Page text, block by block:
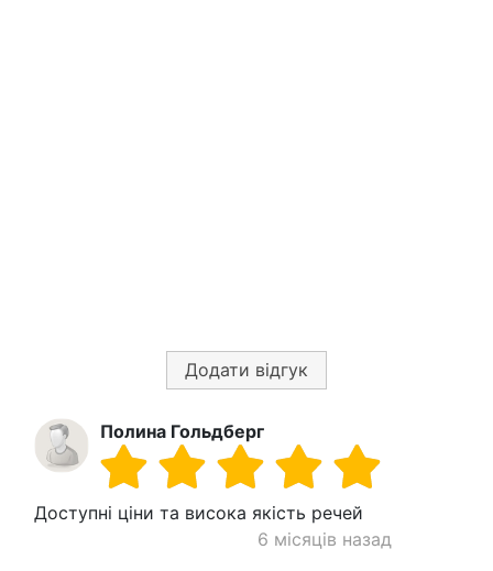
Додати відгук
Полина Гольдберг
Доступні ціни та висока якість речей
6 місяців назад